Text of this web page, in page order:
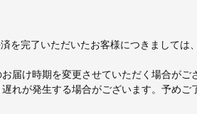
を完了いただいたお客様につきましては
届け時期を変更させていただく場合がご
れが発生する場合がございます。予めご